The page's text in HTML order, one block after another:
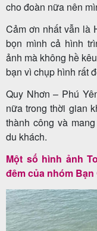
Combo
Quy
Lịch
khởi
hành
Tin
cho đoàn nữa nên
Cảm ơn nhất vẫn là
bọn mình cả hình
ảnh mà không hề
bạn vì chụp hình rất
Quy Nhơn – Phú
nữa trong thời gian
thành công và
du khách.
Một số hình ảnh
đêm của nhóm Bạn